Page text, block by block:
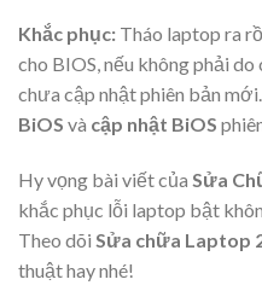
Khắc phục: Tháo laptop ra
cho BIOS, nếu không phải
chưa cập nhật phiên bản
BiOS và cập nhật BiOS
Hy vọng bài viết của Sửa
khắc phục lỗi laptop bật
Theo dõi Sửa chữa Laptop
thuật hay nhé!